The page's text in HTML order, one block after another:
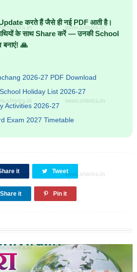
करते हैं जैसे ही नई PDF आती है।
के साथ Share करें — उनकी School
🙏
2026-27 PDF Download
Holiday List 2026-27
Activities 2026-27
Exam 2027 Timetable
it Tweet
Share it Pin it
www.shivira.in
www.shivira.in
www.shivira.in
www.shivira.in